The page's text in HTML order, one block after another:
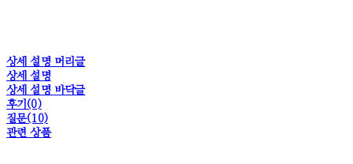
상세 설명 머리글
상세 설명
상세 설명 바닥글
후기(0)
질문(10)
관련 상품